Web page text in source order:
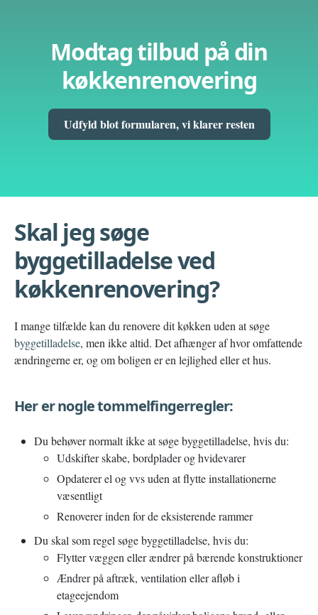
Modtag tilbud på din
køkkenrenovering
Udfyld blot formularen, vi klarer resten
Skal jeg søge
byggetilladelse ved
køkkenrenovering?
I mange tilfælde kan du renovere dit køkken uden at søge
byggetilladelse, men ikke altid. Det afhænger af hvor omfattende
ændringerne er, og om boligen er en lejlighed eller et hus.
Her er nogle tommelfingerregler:
Du behøver normalt ikke at søge byggetilladelse, hvis du:
Udskifter skabe, bordplader og hvidevarer
Opdaterer el og vvs uden at flytte installationerne
væsentligt
Renoverer inden for de eksisterende rammer
Du skal som regel søge byggetilladelse, hvis du:
Flytter væggen eller ændrer på bærende konstruktioner
Ændrer på aftræk, ventilation eller afløb i
etageejendom